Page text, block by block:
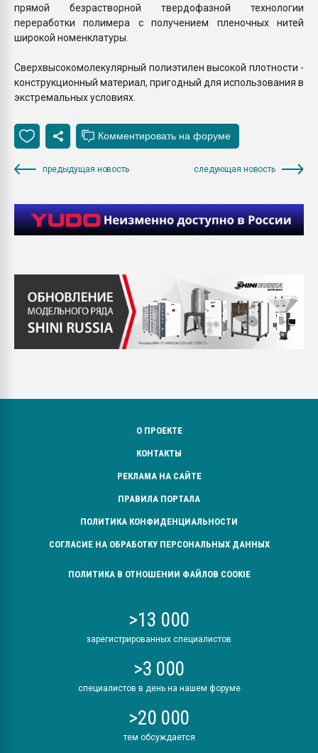
прямой безрастворной твердофазной технологии
переработки полимера с получением пленочных нитей
широкой номенклатуры.
Сверхвысокомолекулярный полиэтилен высокой плотности -
конструкционный материал, пригодный для использования в
экстремальных условиях.
предыдущая новость следующая новость
О ПРОЕКТЕ
КОНТАКТЫ
РЕКЛАМА НА САЙТЕ
ПРАВИЛА ПОРТАЛА
ПОЛИТИКА КОНФИДЕНЦИАЛЬНОСТИ
СОГЛАСИЕ НА ОБРАБОТКУ ПЕРСОНАЛЬНЫХ ДАННЫХ
ПОЛИТИКА В ОТНОШЕНИИ ФАЙЛОВ COOKIE
>13 000
зарегистрированных специалистов
>3 000
специалистов в день на нашем форуме
>20 000
тем обсуждается